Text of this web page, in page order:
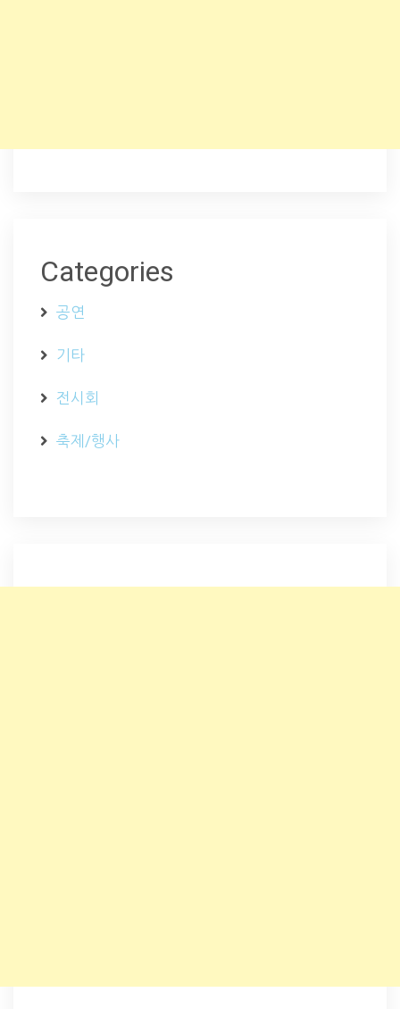
Categories
공연
기타
전시회
축제/행사